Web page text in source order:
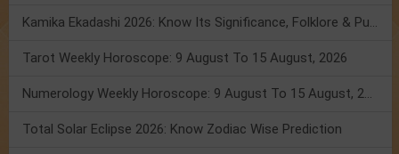
Kamika Ekadashi 2026: Know Its Significance, Folklore & Puja Rituals
Tarot Weekly Horoscope: 9 August To 15 August, 2026
Numerology Weekly Horoscope: 9 August To 15 August, 2026
Total Solar Eclipse 2026: Know Zodiac Wise Prediction